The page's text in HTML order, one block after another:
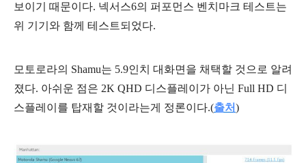
보이기 때문이다. 넥서스6의 퍼포먼스 벤치마크 테스트는
위 기기와 함께 테스트되었다.
모토로라의 Shamu는 5.9인치 대화면을 채택할 것으로 알려
졌다. 아쉬운 점은 2K QHD 디스플레이가 아닌 Full HD 디
스플레이를 탑재할 것이라는게 정론이다.(출처)